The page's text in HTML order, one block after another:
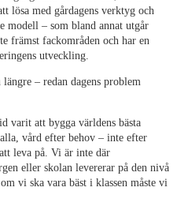
lösa med gårdagens verktyg och
modell – som bland annat utgår
främst fackområden och har en
utveckling.
– redan dagens problem
varit att bygga världens bästa
vård efter behov – inte efter
leva på. Vi är inte där
eller skolan levererar på den nivå
vi ska vara bäst i klassen måste vi